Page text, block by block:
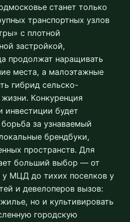
станет только
транспортных узлов
с плотной
застройкой,
продолжат наращивать
места, а малоэтажные
гибрид сельско-
Конкуренция
инвестиции будет
за узнаваемый
брендбуки,
пространств. Для
больший выбор — от
у МЦД до тихих поселков у
и девелоперов вызов:
но и культивировать
городскую